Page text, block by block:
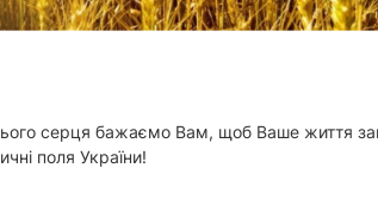
серця бажаємо Вам, щоб Ваше життя
поля України!